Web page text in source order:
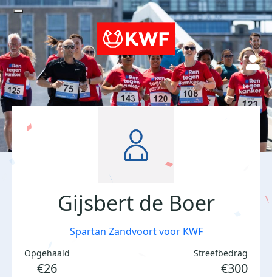
Gijsbert de Boer
Spartan Zandvoort voor KWF
Opgehaald
€26
Streefbedrag
€300